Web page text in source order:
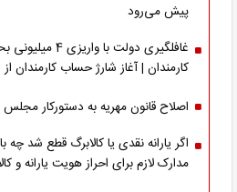
پیش می‌رود
غافلگیری دولت با
کارمندان | آغاز شارژ حساب کارمندان
اصلاح قانون مهریه به دستورکار
اگر یارانه نقدی یا کالابرگ قطع شد چه
مدارک لازم برای احراز هویت یارانه و